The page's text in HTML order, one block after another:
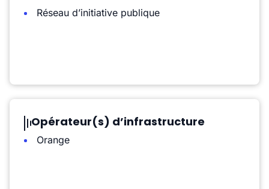
Réseau d’initiative publique
Opérateur(s) d’infrastructure
Orange